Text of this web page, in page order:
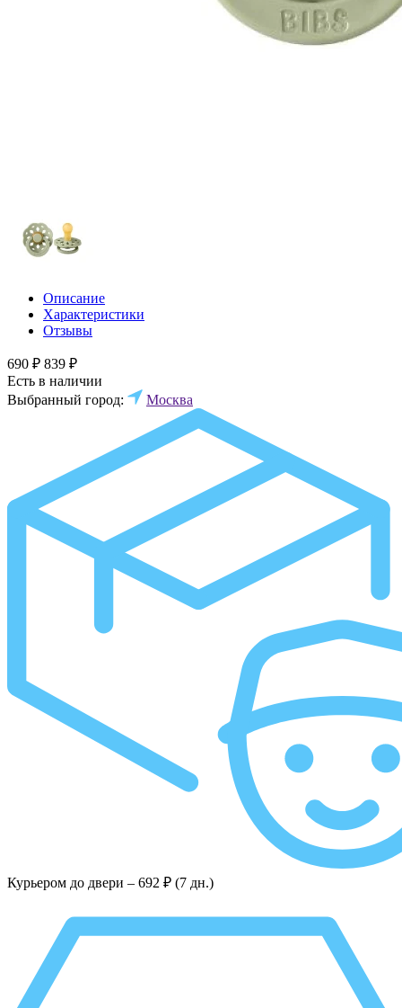
Описание
Характеристики
Отзывы
690 ₽ 839 ₽
Есть в наличии
Выбранный город:
Москва
Курьером до двери – 692 ₽ (7 дн.)